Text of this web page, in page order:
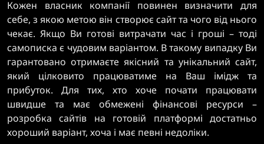
Кожен власник компанії повинен визначити для
себе, з якою метою він створює сайт та чого від нього
чекає. Якщо Ви готові витрачати час і гроші – тоді
самописка є чудовим варіантом. В такому випадку Ви
гарантовано отримаєте якісний та унікальний сайт,
який цілковито працюватиме на Ваш імідж та
прибуток. Для тих, хто хоче почати працювати
швидше та має обмежені фінансові ресурси –
розробка сайтів на готовій платформі достатньо
хороший варіант, хоча і має певні недоліки.